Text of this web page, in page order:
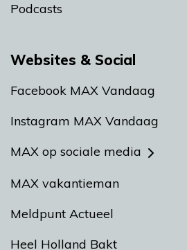
Podcasts
Websites & Social
Facebook MAX Vandaag
Instagram MAX Vandaag
MAX op sociale media
MAX vakantieman
Meldpunt Actueel
Heel Holland Bakt